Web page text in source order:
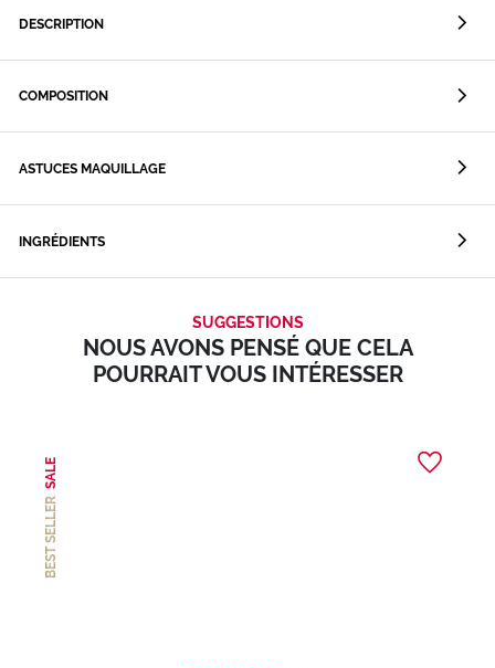
DESCRIPTION
COMPOSITION
ASTUCES MAQUILLAGE
INGRÉDIENTS
SUGGESTIONS
NOUS AVONS PENSÉ QUE CELA
POURRAIT VOUS INTÉRESSER
BEST SELLER
SALE